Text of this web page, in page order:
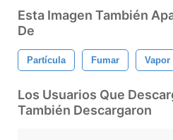
Esta Imagen También
De
Partícula Fumar Vapor
Los Usuarios Que
También Descargaron